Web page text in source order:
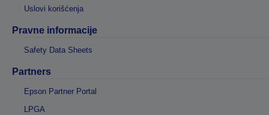
Uslovi korišćenja
Pravne informacije
Safety Data Sheets
Partners
Epson Partner Portal
LPGA